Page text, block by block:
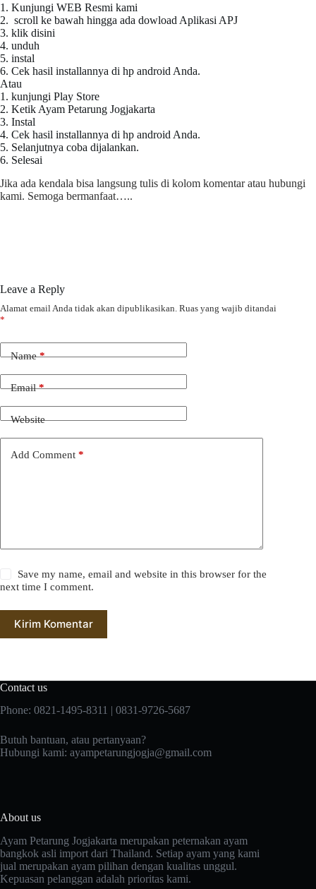
1. Kunjungi WEB Resmi kami
2. scroll ke bawah hingga ada dowload Aplikasi APJ
3. klik disini
4. unduh
5. instal
6. Cek hasil installannya di hp android Anda.
Atau
1. kunjungi Play Store
2. Ketik Ayam Petarung Jogjakarta
3. Instal
4. Cek hasil installannya di hp android Anda.
5. Selanjutnya coba dijalankan.
6. Selesai
Jika ada kendala bisa langsung tulis di kolom komentar atau hubungi
kami. Semoga bermanfaat…..
Leave a Reply
Alamat email Anda tidak akan dipublikasikan. Ruas yang wajib ditandai
*
Name*
Email*
Website
Add Comment *
Save my name, email and website in this browser for the
next time I comment.
Kirim Komentar
Contact us
Phone: 0821-1495-8311 | 0831-9726-5687
Butuh bantuan, atau pertanyaan?
Hubungi kami: ayampetarungjogja@gmail.com
About us
Ayam Petarung Jogjakarta merupakan peternakan ayam
bangkok asli import dari Thailand. Setiap ayam yang kami
jual merupakan ayam pilihan dengan kualitas unggul.
Kepuasan pelanggan adalah prioritas kami.